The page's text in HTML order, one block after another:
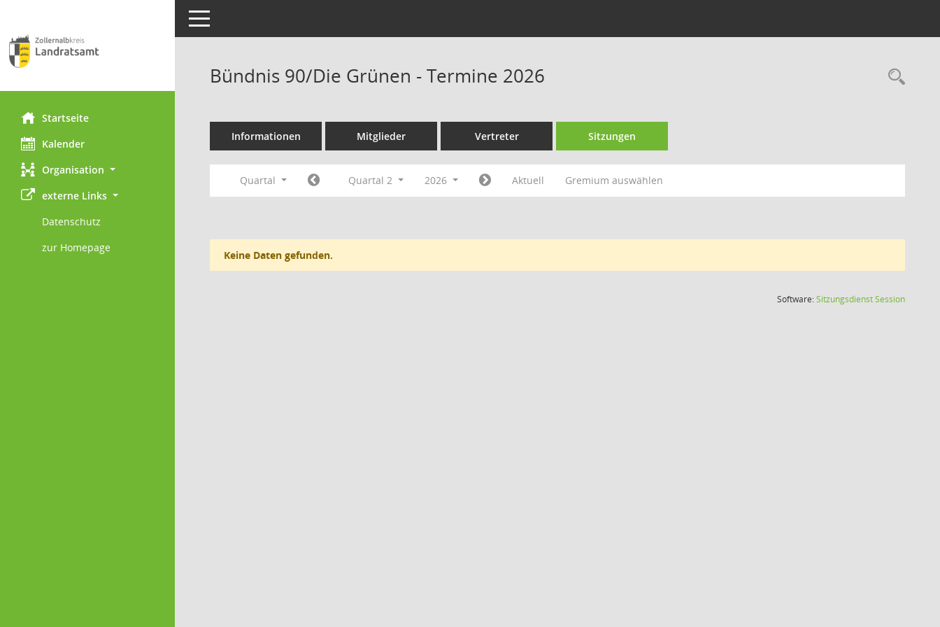
Startseite
Kalender
Organisation
externe Links
Datenschutz
zur Homepage
Toggle navigation
Bündnis 90/Die Grünen - Termine 2026
Informationen Mitglieder Vertreter Sitzungen
Quartal Quartal 2 2026 Aktuell Gremium auswählen
Keine Daten gefunden.
Software:SitzungsdienstSession(Wird in